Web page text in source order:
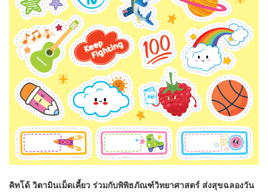
คิทโด้ วิตามินเม็ดเคี้ยว ร่วมกับพิพิธภัณฑ์วิทยาศาสตร์ ส่งสุขฉลองวัน